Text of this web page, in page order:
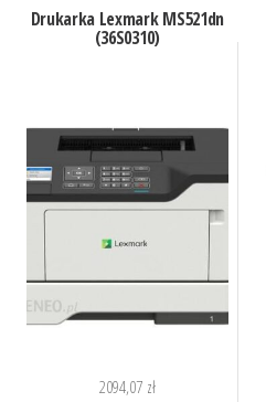
Drukarka Lexmark MS521dn
(36S0310)
2094,07 zł